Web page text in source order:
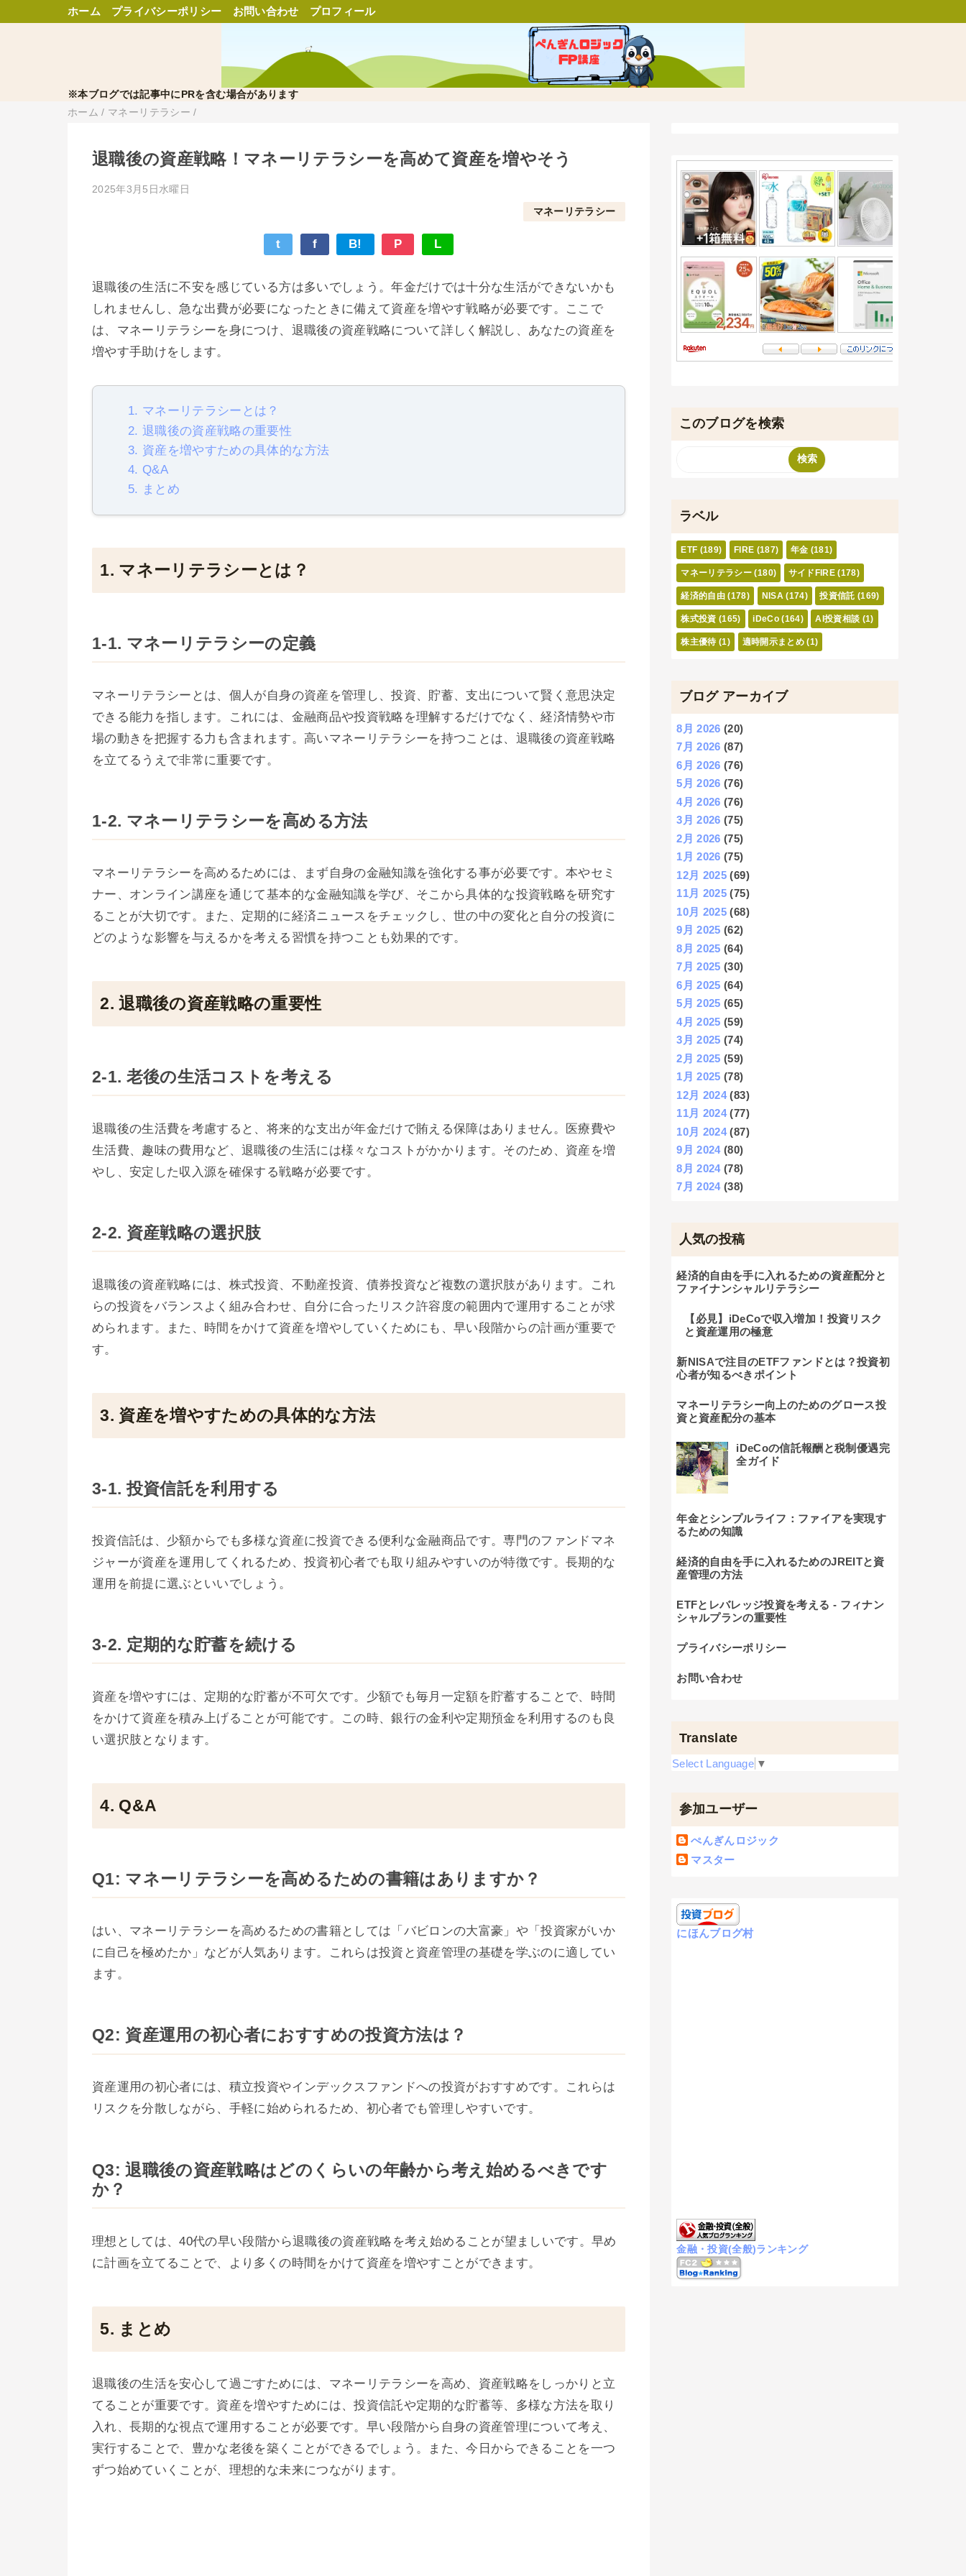
ホーム プライバシーポリシー お問い合わせ プロフィール
※本ブログでは記事中にPRを含む場合があります
ホーム / マネーリテラシー /
退職後の資産戦略！マネーリテラシーを高めて資産を増やそう
2025年3月5日水曜日
マネーリテラシー
t f B! P L
退職後の生活に不安を感じている方は多いでしょう。年金だけでは十分な生活ができないかも
しれませんし、急な出費が必要になったときに備えて資産を増やす戦略が必要です。ここで
は、マネーリテラシーを身につけ、退職後の資産戦略について詳しく解説し、あなたの資産を
増やす手助けをします。
1. マネーリテラシーとは？
2. 退職後の資産戦略の重要性
3. 資産を増やすための具体的な方法
4. Q&A
5. まとめ
1. マネーリテラシーとは？
1-1. マネーリテラシーの定義
マネーリテラシーとは、個人が自身の資産を管理し、投資、貯蓄、支出について賢く意思決定
できる能力を指します。これには、金融商品や投資戦略を理解するだけでなく、経済情勢や市
場の動きを把握する力も含まれます。高いマネーリテラシーを持つことは、退職後の資産戦略
を立てるうえで非常に重要です。
1-2. マネーリテラシーを高める方法
マネーリテラシーを高めるためには、まず自身の金融知識を強化する事が必要です。本やセミ
ナー、オンライン講座を通じて基本的な金融知識を学び、そこから具体的な投資戦略を研究す
ることが大切です。また、定期的に経済ニュースをチェックし、世の中の変化と自分の投資に
どのような影響を与えるかを考える習慣を持つことも効果的です。
2. 退職後の資産戦略の重要性
2-1. 老後の生活コストを考える
退職後の生活費を考慮すると、将来的な支出が年金だけで賄える保障はありません。医療費や
生活費、趣味の費用など、退職後の生活には様々なコストがかかります。そのため、資産を増
やし、安定した収入源を確保する戦略が必要です。
2-2. 資産戦略の選択肢
退職後の資産戦略には、株式投資、不動産投資、債券投資など複数の選択肢があります。これ
らの投資をバランスよく組み合わせ、自分に合ったリスク許容度の範囲内で運用することが求
められます。また、時間をかけて資産を増やしていくためにも、早い段階からの計画が重要で
す。
3. 資産を増やすための具体的な方法
3-1. 投資信託を利用する
投資信託は、少額からでも多様な資産に投資できる便利な金融商品です。専門のファンドマネ
ジャーが資産を運用してくれるため、投資初心者でも取り組みやすいのが特徴です。長期的な
運用を前提に選ぶといいでしょう。
3-2. 定期的な貯蓄を続ける
資産を増やすには、定期的な貯蓄が不可欠です。少額でも毎月一定額を貯蓄することで、時間
をかけて資産を積み上げることが可能です。この時、銀行の金利や定期預金を利用するのも良
い選択肢となります。
4. Q&A
Q1: マネーリテラシーを高めるための書籍はありますか？
はい、マネーリテラシーを高めるための書籍としては「バビロンの大富豪」や「投資家がいか
に自己を極めたか」などが人気あります。これらは投資と資産管理の基礎を学ぶのに適してい
ます。
Q2: 資産運用の初心者におすすめの投資方法は？
資産運用の初心者には、積立投資やインデックスファンドへの投資がおすすめです。これらは
リスクを分散しながら、手軽に始められるため、初心者でも管理しやすいです。
Q3: 退職後の資産戦略はどのくらいの年齢から考え始めるべきです
か？
理想としては、40代の早い段階から退職後の資産戦略を考え始めることが望ましいです。早め
に計画を立てることで、より多くの時間をかけて資産を増やすことができます。
5. まとめ
退職後の生活を安心して過ごすためには、マネーリテラシーを高め、資産戦略をしっかりと立
てることが重要です。資産を増やすためには、投資信託や定期的な貯蓄等、多様な方法を取り
入れ、長期的な視点で運用することが必要です。早い段階から自身の資産管理について考え、
実行することで、豊かな老後を築くことができるでしょう。また、今日からできることを一つ
ずつ始めていくことが、理想的な未来につながります。
このブログを検索
ラベル
ETF (189) FIRE (187) 年金 (181)
マネーリテラシー (180) サイドFIRE (178)
経済的自由 (178) NISA (174) 投資信託 (169)
株式投資 (165) iDeCo (164) AI投資相談 (1)
株主優待 (1) 適時開示まとめ (1)
ブログ アーカイブ
8月 2026 (20)
7月 2026 (87)
6月 2026 (76)
5月 2026 (76)
4月 2026 (76)
3月 2026 (75)
2月 2026 (75)
1月 2026 (75)
12月 2025 (69)
11月 2025 (75)
10月 2025 (68)
9月 2025 (62)
8月 2025 (64)
7月 2025 (30)
6月 2025 (64)
5月 2025 (65)
4月 2025 (59)
3月 2025 (74)
2月 2025 (59)
1月 2025 (78)
12月 2024(83)
11月 2024(77)
10月 2024(87)
9月 2024(80)
8月 2024(78)
7月 2024(38)
人気の投稿
経済的自由を手に入れるための資産配分と
ファイナンシャルリテラシー
【必見】iDeCoで収入増加！投資リスク
と資産運用の極意
新NISAで注目のETFファンドとは？投資初
心者が知るべきポイント
マネーリテラシー向上のためのグロース投
資と資産配分の基本
iDeCoの信託報酬と税制優遇完
全ガイド
年金とシンプルライフ：ファイアを実現す
るための知識
経済的自由を手に入れるためのJREITと資
産管理の方法
ETFとレバレッジ投資を考える - フィナン
シャルプランの重要性
プライバシーポリシー
お問い合わせ
Translate
Select Language ▼
参加ユーザー
ぺんぎんロジック
マスター
にほんブログ村
金融・投資(全般)ランキング